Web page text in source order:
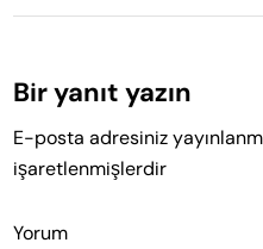
Bir yanıt yazın
E-posta adresiniz
işaretlenmişlerdir
Yorum